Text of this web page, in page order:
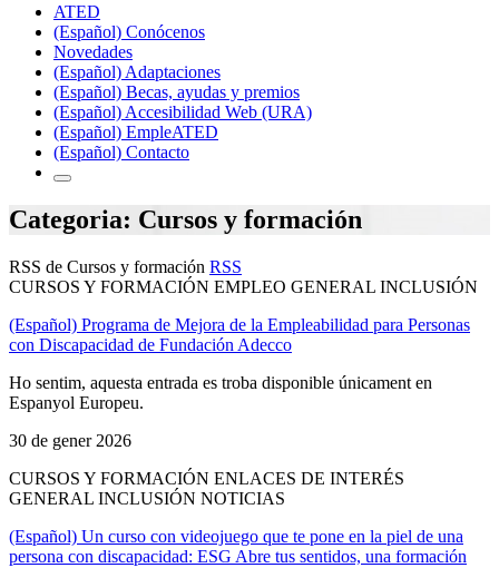
ATED
(Español) Conócenos
Novedades
(Español) Adaptaciones
(Español) Becas, ayudas y premios
(Español) Accesibilidad Web (URA)
(Español) EmpleATED
(Español) Contacto
Categoria: Cursos y formación
RSS de Cursos y formación RSS
CURSOS Y FORMACIÓN EMPLEO GENERAL INCLUSIÓN
(Español) Programa de Mejora de la Empleabilidad para Personas
con Discapacidad de Fundación Adecco
Ho sentim, aquesta entrada es troba disponible únicament en
Espanyol Europeu.
30 de gener 2026
CURSOS Y FORMACIÓN ENLACES DE INTERÉS
GENERAL INCLUSIÓN NOTICIAS
(Español) Un curso con videojuego que te pone en la piel de una
persona con discapacidad: ESG Abre tus sentidos, una formación